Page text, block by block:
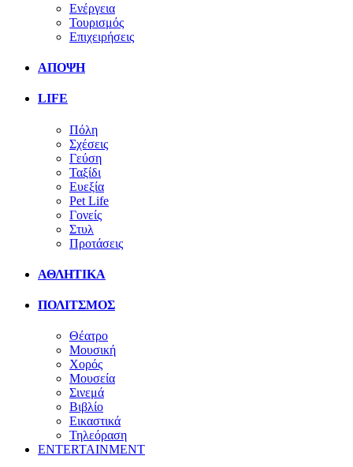
Ενέργεια
Τουρισμός
Επιχειρήσεις
ΑΠΟΨΗ
LIFE
Πόλη
Σχέσεις
Γεύση
Ταξίδι
Ευεξία
Pet Life
Γονείς
Στυλ
Προτάσεις
ΑΘΛΗΤΙΚΑ
ΠΟΛΙΤΣΜΟΣ
Θέατρο
Μουσική
Χορός
Μουσεία
Σινεμά
Βιβλίο
Εικαστικά
Τηλεόραση
ENTERTAINMENT